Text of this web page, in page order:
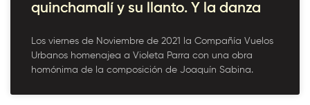
quinchamalí y su llanto. Y la danza
Los viernes de Noviembre de 2021 la Compañía Vuelos
Urbanos homenajea a Violeta Parra con una obra
homónima de la composición de Joaquín Sabina.